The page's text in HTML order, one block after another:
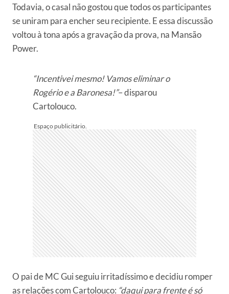
Todavia, o casal não gostou que todos os participantes
se uniram para encher seu recipiente. E essa discussão
voltou à tona após a gravação da prova, na Mansão
Power.
“Incentivei mesmo! Vamos eliminar o
Rogério e a Baronesa!”– disparou
Cartolouco.
O pai de MC Gui seguiu irritadíssimo e decidiu romper
as relações com Cartolouco: “daqui para frente é só